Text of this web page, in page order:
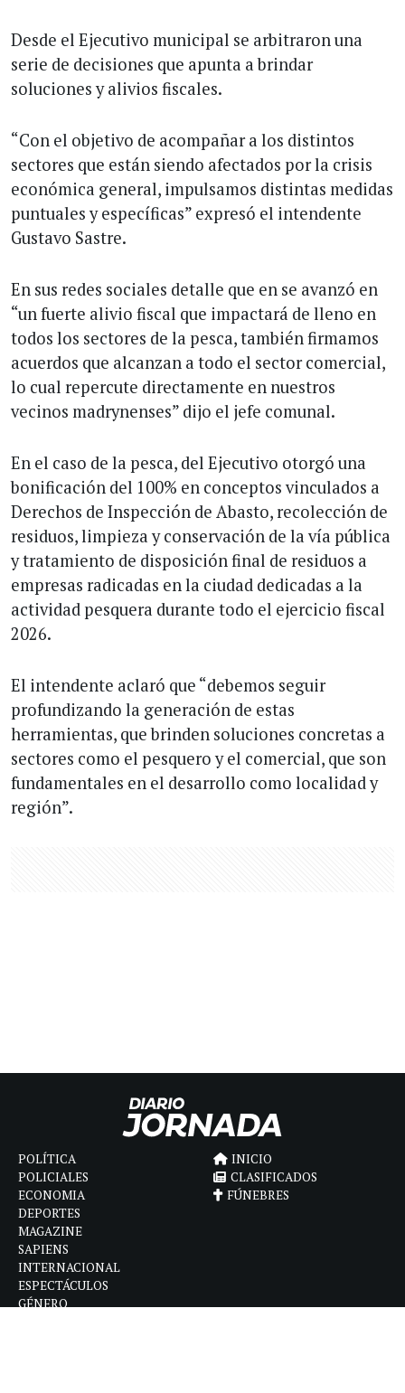
Desde el Ejecutivo municipal se arbitraron una
serie de decisiones que apunta a brindar
soluciones y alivios fiscales.
“Con el objetivo de acompañar a los distintos
sectores que están siendo afectados por la crisis
económica general, impulsamos distintas medidas
puntuales y específicas” expresó el intendente
Gustavo Sastre.
En sus redes sociales detalle que en se avanzó en
“un fuerte alivio fiscal que impactará de lleno en
todos los sectores de la pesca, también firmamos
acuerdos que alcanzan a todo el sector comercial,
lo cual repercute directamente en nuestros
vecinos madrynenses” dijo el jefe comunal.
En el caso de la pesca, del Ejecutivo otorgó una
bonificación del 100% en conceptos vinculados a
Derechos de Inspección de Abasto, recolección de
residuos, limpieza y conservación de la vía pública
y tratamiento de disposición final de residuos a
empresas radicadas en la ciudad dedicadas a la
actividad pesquera durante todo el ejercicio fiscal
2026.
El intendente aclaró que “debemos seguir
profundizando la generación de estas
herramientas, que brinden soluciones concretas a
sectores como el pesquero y el comercial, que son
fundamentales en el desarrollo como localidad y
región”.
POLÍTICA
POLICIALES
ECONOMIA
DEPORTES
MAGAZINE
SAPIENS
INTERNACIONAL
ESPECTÁCULOS
GÉNERO
INICIO
CLASIFICADOS
FÚNEBRES